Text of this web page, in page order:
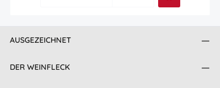
AUSGEZEICHNET
DER WEINFLECK